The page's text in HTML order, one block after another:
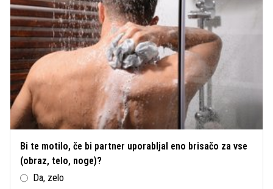
Bi te motilo, če bi partner uporabljal eno brisačo za vse
(obraz, telo, noge)?
Da, zelo